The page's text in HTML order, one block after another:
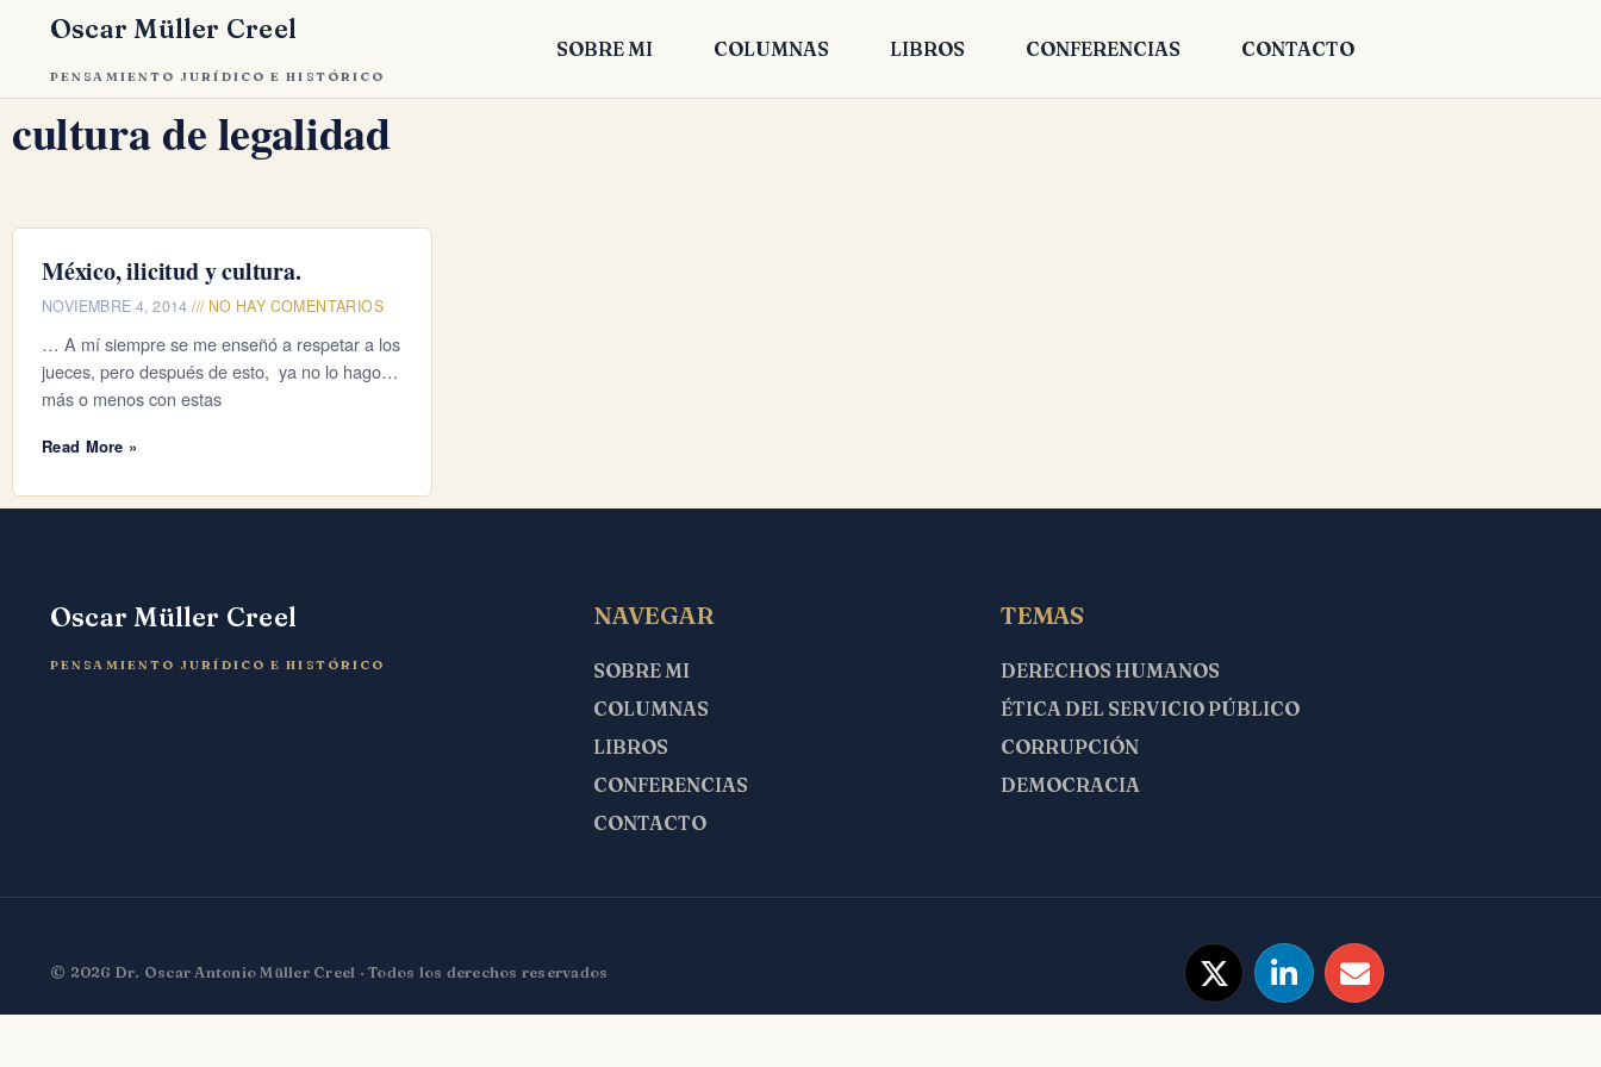
Oscar Müller Creel
PENSAMIENTO JURÍDICO E HISTÓRICO
SOBRE MI COLUMNAS LIBROS CONFERENCIAS CONTACTO
cultura de legalidad
México, ilicitud y cultura.
NOVIEMBRE 4, 2014 NO HAY COMENTARIOS
… A mí siempre se me enseñó a respetar a los
jueces, pero después de esto, ya no lo hago…
más o menos con estas
Read More »
Oscar Müller Creel
PENSAMIENTO JURÍDICO E HISTÓRICO
NAVEGAR
SOBRE MI
COLUMNAS
LIBROS
CONFERENCIAS
CONTACTO
TEMAS
DERECHOS HUMANOS
ÉTICA DEL SERVICIO PÚBLICO
CORRUPCIÓN
DEMOCRACIA
© 2026 Dr. Oscar Antonio Müller Creel · Todos los derechos reservados